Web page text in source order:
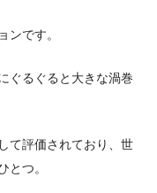
ンです。
ぐるぐると大きな渦巻
て評価されており、世
とつ。